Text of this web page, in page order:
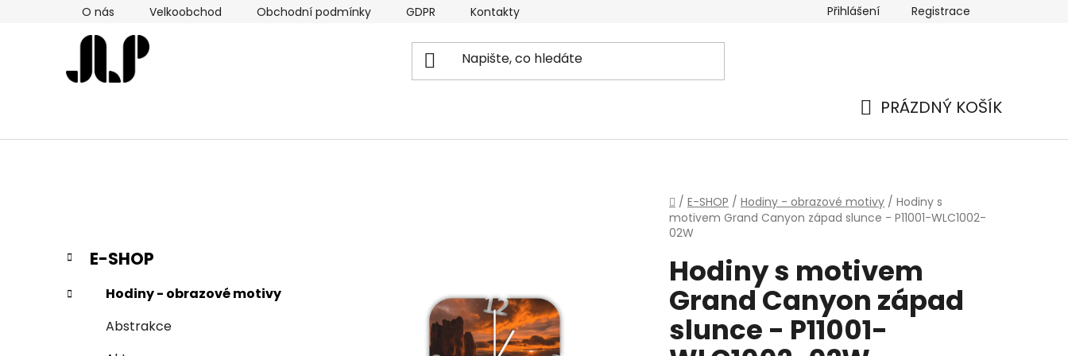
O nás Velkoobchod Obchodní podmínky GDPR Kontakty Přihlášení Registrace
PRÁZDNÝ KOŠÍK
Domů
/ E-SHOP / Hodiny - obrazové motivy / Hodiny s
motivem Grand Canyon západ slunce - P11001-WLC1002-
02W
P
o
s
Přeskočit
kategorie
K
a
t
e
E-SHOP
Hodiny - obrazové motivy
Abstrakce
Hodiny s motivem
Grand Canyon západ
slunce - P11001-